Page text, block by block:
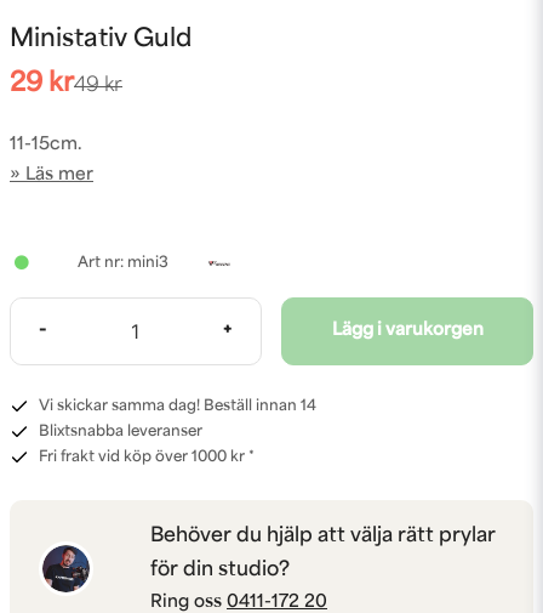
Ministativ Guld
49 kr
29 kr
11-15cm.
Läs mer
mini3
- + Lägg i varukorgen
Vi skickar samma dag! Beställ innan 14
Blixtsnabba leveranser
Fri frakt vid köp över 1000 kr *
Behöver du hjälp att välja rätt prylar
för din studio?
Ring oss 0411-172 20